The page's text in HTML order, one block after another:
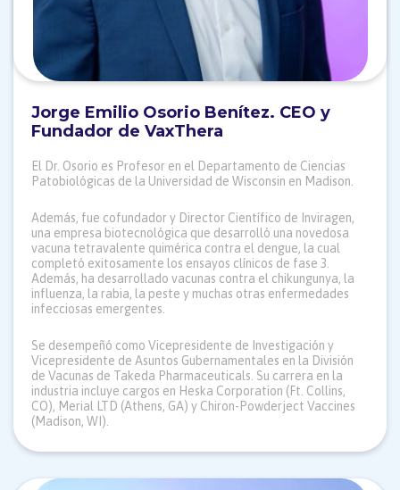
Jorge Emilio Osorio Benítez. CEO y
Fundador de VaxThera
El Dr. Osorio es Profesor en el Departamento de Ciencias
Patobiológicas de la Universidad de Wisconsin en Madison.
Además, fue cofundador y Director Científico de Inviragen,
una empresa biotecnológica que desarrolló una novedosa
vacuna tetravalente quimérica contra el dengue, la cual
completó exitosamente los ensayos clínicos de fase 3.
Además, ha desarrollado vacunas contra el chikungunya, la
influenza, la rabia, la peste y muchas otras enfermedades
infecciosas emergentes.
Se desempeñó como Vicepresidente de Investigación y
Vicepresidente de Asuntos Gubernamentales en la División
de Vacunas de Takeda Pharmaceuticals. Su carrera en la
industria incluye cargos en Heska Corporation (Ft. Collins,
CO), Merial LTD (Athens, GA) y Chiron-Powderject Vaccines
(Madison, WI).